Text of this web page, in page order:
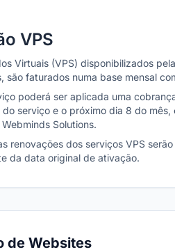
VPS
Virtuais (VPS) disponibilizados
são faturados numa base mensal
poderá ser aplicada uma
serviço e o próximo dia 8 do
Solutions.
renovações dos serviços VPS
da data original de ativação.
de Websites